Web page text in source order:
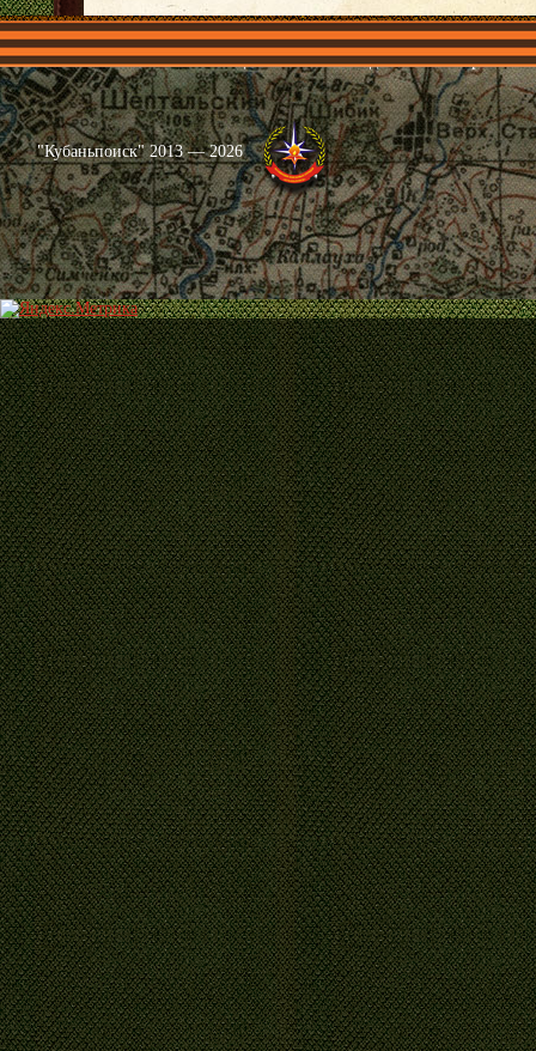
Главная Имена Общественные объединения Проекты
"Кубаньпоиск" 2013 — 2026